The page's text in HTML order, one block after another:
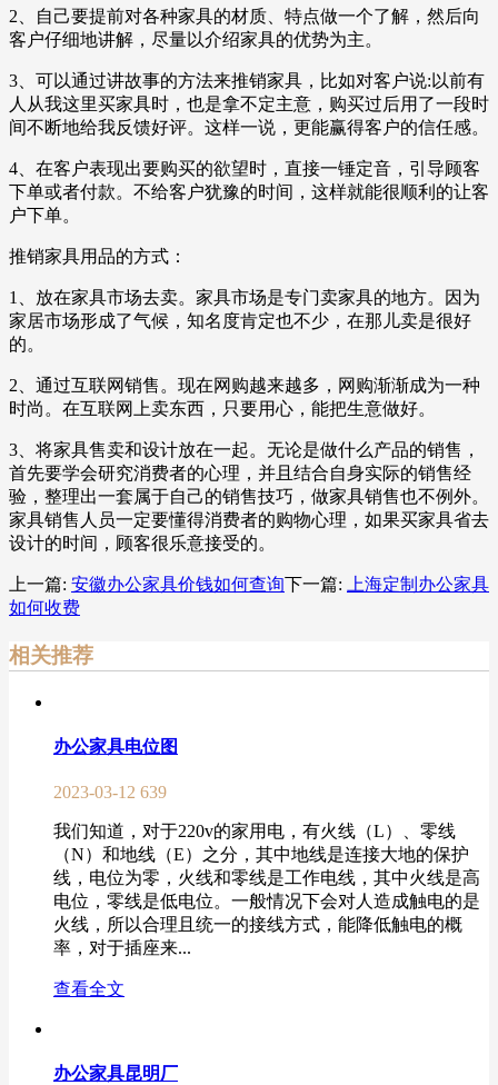
2、自己要提前对各种家具的材质、特点做一个了解，然后向
客户仔细地讲解，尽量以介绍家具的优势为主。
3、可以通过讲故事的方法来推销家具，比如对客户说:以前有
人从我这里买家具时，也是拿不定主意，购买过后用了一段时
间不断地给我反馈好评。这样一说，更能赢得客户的信任感。
4、在客户表现出要购买的欲望时，直接一锤定音，引导顾客
下单或者付款。不给客户犹豫的时间，这样就能很顺利的让客
户下单。
推销家具用品的方式：
1、放在家具市场去卖。家具市场是专门卖家具的地方。因为
家居市场形成了气候，知名度肯定也不少，在那儿卖是很好
的。
2、通过互联网销售。现在网购越来越多，网购渐渐成为一种
时尚。在互联网上卖东西，只要用心，能把生意做好。
3、将家具售卖和设计放在一起。无论是做什么产品的销售，
首先要学会研究消费者的心理，并且结合自身实际的销售经
验，整理出一套属于自己的销售技巧，做家具销售也不例外。
家具销售人员一定要懂得消费者的购物心理，如果买家具省去
设计的时间，顾客很乐意接受的。
上一篇: 安徽办公家具价钱如何查询下一篇:
上海定制办公家具
如何收费
相关推荐
办公家具电位图
2023-03-12 639
我们知道，对于220v的家用电，有火线（L）、零线
（N）和地线（E）之分，其中地线是连接大地的保护
线，电位为零，火线和零线是工作电线，其中火线是高
电位，零线是低电位。一般情况下会对人造成触电的是
火线，所以合理且统一的接线方式，能降低触电的概
率，对于插座来...
查看全文
办公家具昆明厂